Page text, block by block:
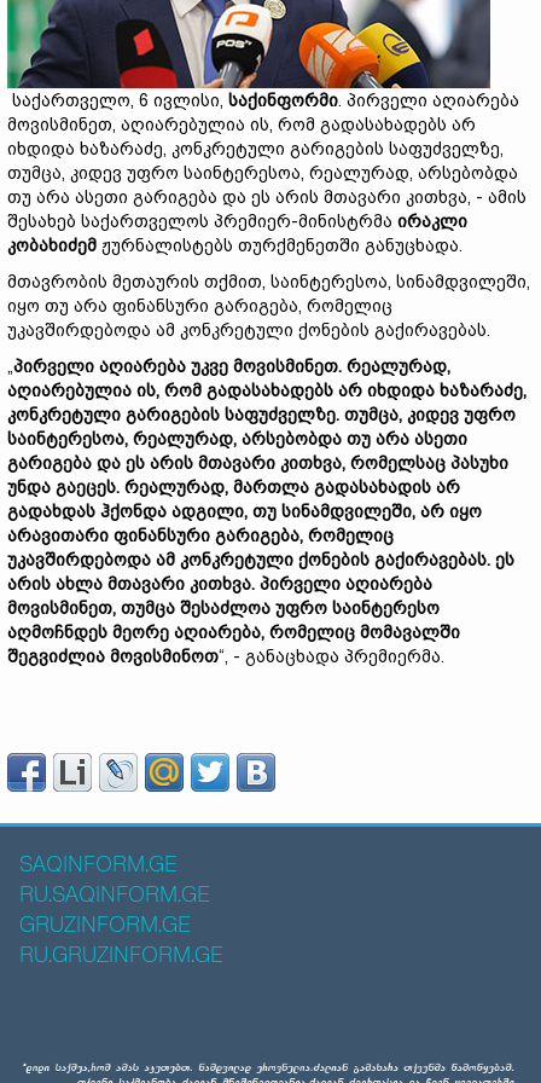
საქართველო, 6 ივლისი, საქინფორმი. პირველი აღიარება
მოვისმინეთ, აღიარებულია ის, რომ გადასახადებს არ
იხდიდა ხაზარაძე, კონკრეტული გარიგების საფუძველზე,
თუმცა, კიდევ უფრო საინტერესოა, რეალურად, არსებობდა
თუ არა ასეთი გარიგება და ეს არის მთავარი კითხვა, - ამის
შესახებ საქართველოს პრემიერ-მინისტრმა ირაკლი
კობახიძემ ჟურნალისტებს თურქმენეთში განუცხადა.
მთავრობის მეთაურის თქმით, საინტერესოა, სინამდვილეში,
იყო თუ არა ფინანსური გარიგება, რომელიც
უკავშირდებოდა ამ კონკრეტული ქონების გაქირავებას.
„პირველი აღიარება უკვე მოვისმინეთ. რეალურად,
აღიარებულია ის, რომ გადასახადებს არ იხდიდა ხაზარაძე,
კონკრეტული გარიგების საფუძველზე. თუმცა, კიდევ უფრო
საინტერესოა, რეალურად, არსებობდა თუ არა ასეთი
გარიგება და ეს არის მთავარი კითხვა, რომელსაც პასუხი
უნდა გაეცეს. რეალურად, მართლა გადასახადის არ
გადახდას ჰქონდა ადგილი, თუ სინამდვილეში, არ იყო
არავითარი ფინანსური გარიგება, რომელიც
უკავშირდებოდა ამ კონკრეტული ქონების გაქირავებას. ეს
არის ახლა მთავარი კითხვა. პირველი აღიარება
მოვისმინეთ, თუმცა შესაძლოა უფრო საინტერესო
აღმოჩნდეს მეორე აღიარება, რომელიც მომავალში
შეგვიძლია მოვისმინოთ“, - განაცხადა პრემიერმა.
SAQINFORM.GE
RU.SAQINFORM.GE
GRUZINFORM.GE
RU.GRUZINFORM.GE